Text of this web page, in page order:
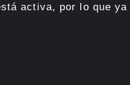
activa, por lo que ya